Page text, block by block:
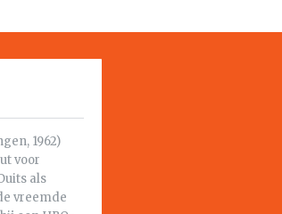
1962)
voor
als
vreemde